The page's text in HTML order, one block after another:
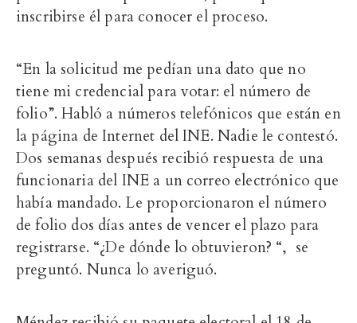
inscribirse él para conocer el proceso.
“En la solicitud me pedían una dato que no
tiene mi credencial para votar: el número de
folio”. Habló a números telefónicos que están en
la página de Internet del INE. Nadie le contestó.
Dos semanas después recibió respuesta de una
funcionaria del INE a un correo electrónico que
había mandado. Le proporcionaron el número
de folio dos días antes de vencer el plazo para
registrarse. “¿De dónde lo obtuvieron? “, se
preguntó. Nunca lo averiguó.